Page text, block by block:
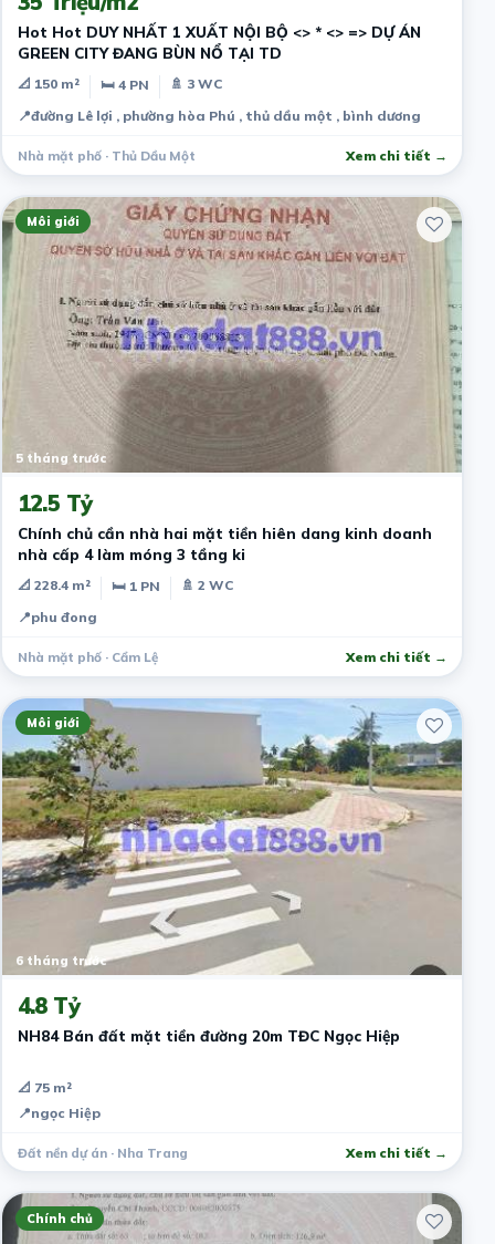
Hot Hot DUY NHẤT 1 XUẤT NỘI BỘ <> * <> => DỰ ÁN
GREEN CITY ĐANG BÙN NỔ TẠI TD
📐 150 m² 🛏 4 PN
🚿 3 WC
📍đường Lê lợi , phường hòa Phú , thủ dầu một , bình dương
Nhà mặt phố · Thủ Dầu Một Xem chi tiết →
Môi giới
5 tháng trước
12.5 Tỷ
Chính chủ cần nhà hai mặt tiền hiên dang kinh doanh
nhà cấp 4 làm móng 3 tầng ki
📐 228.4 m² 🛏 1 PN
🚿 2 WC
📍phu đong
Nhà mặt phố · Cẩm Lệ Xem chi tiết →
Môi giới
6 tháng trước
4.8 Tỷ
NH84 Bán đất mặt tiền đường 20m TĐC Ngọc Hiệp
📐 75 m²
📍ngọc Hiệp
Đất nền dự án · Nha Trang Xem chi tiết →
Chính chủ